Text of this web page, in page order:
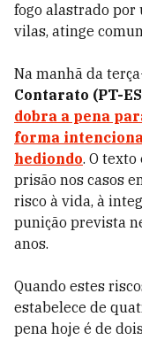
fogo alastrado
vilas, atinge
Na manhã da
Contarato (PT-
dobra a pena
forma
hediondo. O texto
prisão nos casos
risco à vida, à
punição prevista
anos.
Quando estes
estabelece de
pena hoje é de